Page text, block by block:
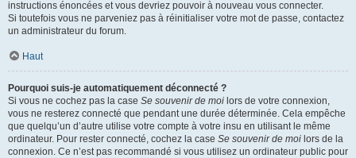
instructions énoncées et vous devriez pouvoir à nouveau vous connecter.
Si toutefois vous ne parveniez pas à réinitialiser votre mot de passe, contactez
un administrateur du forum.
Haut
Pourquoi suis-je automatiquement déconnecté ?
Si vous ne cochez pas la case Se souvenir de moi lors de votre connexion,
vous ne resterez connecté que pendant une durée déterminée. Cela empêche
que quelqu’un d’autre utilise votre compte à votre insu en utilisant le même
ordinateur. Pour rester connecté, cochez la case Se souvenir de moi lors de la
connexion. Ce n’est pas recommandé si vous utilisez un ordinateur public pour